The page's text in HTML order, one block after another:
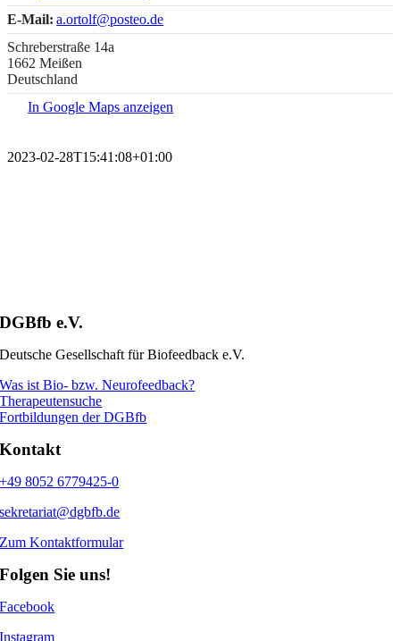
E-Mail: a.ortolf@posteo.de
Schreberstraße 14a
1662 Meißen
Deutschland
In Google Maps anzeigen
2023-02-28T15:41:08+01:00
DGBfb e.V.
Deutsche Gesellschaft für Biofeedback e.V.
Was ist Bio- bzw. Neurofeedback?
Therapeutensuche
Fortbildungen der DGBfb
Kontakt
+49 8052 6779425-0
sekretariat@dgbfb.de
Zum Kontaktformular
Folgen Sie uns!
Facebook
Instagram